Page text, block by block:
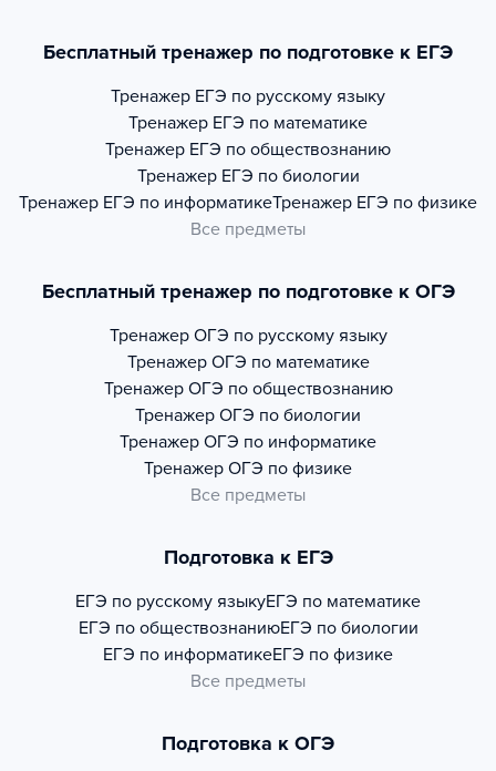
Бесплатный тренажер по подготовке к ЕГЭ
Тренажер ЕГЭ по русскому языку
Тренажер ЕГЭ по математике
Тренажер ЕГЭ по обществознанию
Тренажер ЕГЭ по биологии
Тренажер ЕГЭ по информатикеТренажер ЕГЭ по физике
Все предметы
Бесплатный тренажер по подготовке к ОГЭ
Тренажер ОГЭ по русскому языку
Тренажер ОГЭ по математике
Тренажер ОГЭ по обществознанию
Тренажер ОГЭ по биологии
Тренажер ОГЭ по информатике
Тренажер ОГЭ по физике
Все предметы
Подготовка к ЕГЭ
ЕГЭ по русскому языкуЕГЭ по математике
ЕГЭ по обществознаниюЕГЭ по биологии
ЕГЭ по информатикеЕГЭ по физике
Все предметы
Подготовка к ОГЭ